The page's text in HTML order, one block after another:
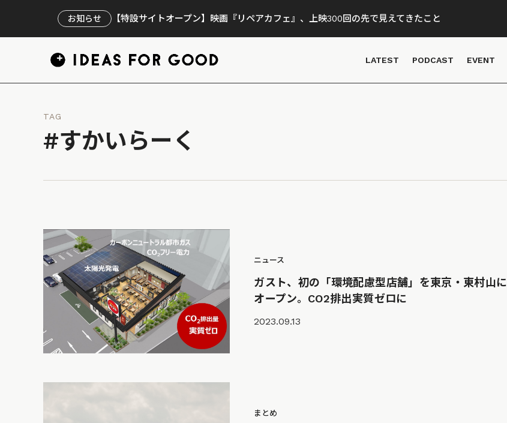
お知らせ 【特設サイトオープン】映画『リペアカフェ』、上映300回の先で見えてきたこと
LATEST PODCAST EVENT
TAG
#すかいらーく
ニュース
ガスト、初の「環境配慮型店舗」を東京・東村山に
オープン。CO2排出実質ゼロに
2023.09.13
まとめ